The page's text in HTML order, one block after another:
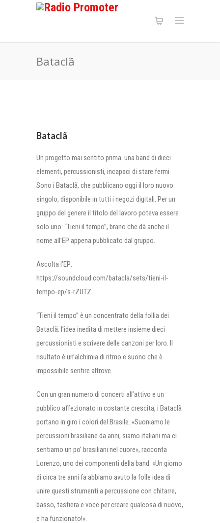
Bataclã
Bataclã
Un progetto mai sentito prima: una band di dieci
elementi, percussionisti, incapaci di stare fermi.
Sono i Bataclã, che pubblicano oggi il loro nuovo
singolo, disponibile in tutti i negozi digitali. Per un
gruppo del genere il titolo del lavoro poteva essere
solo uno: “Tieni il tempo”, brano che dà anche il
nome all’EP appena pubblicato dal gruppo.
Ascolta l’EP:
https://soundcloud.com/batacla/sets/tieni-il-
tempo-ep/s-rZUTZ
“Tieni il tempo” è un concentrato della follia dei
Bataclã: l’idea inedita di mettere insieme dieci
percussionisti e scrivere delle canzoni per loro. Il
risultato è un’alchimia di ritmo e suono che è
impossibile sentire altrove.
Con un gran numero di concerti all’attivo e un
pubblico affezionato in costante crescita, i Bataclã
portano in giro i colori del Brasile. «Suoniamo le
percussioni brasiliane da anni, siamo italiani ma ci
sentiamo un po’ brasiliani nel cuore», racconta
Lorenzo, uno dei componenti della band. «Un giorno
di circa tre anni fa abbiamo avuto la folle idea di
unire questi strumenti a percussione con chitarre,
basso, tastiera e voce per creare qualcosa di nuovo,
e ha funzionato!».